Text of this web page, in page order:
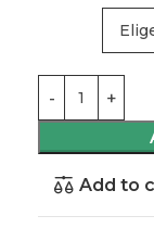
Add to